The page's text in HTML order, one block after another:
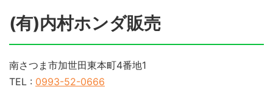
(有)内村ホンダ販売
南さつま市加世田東本町4番地1
TEL : 0993-52-0666